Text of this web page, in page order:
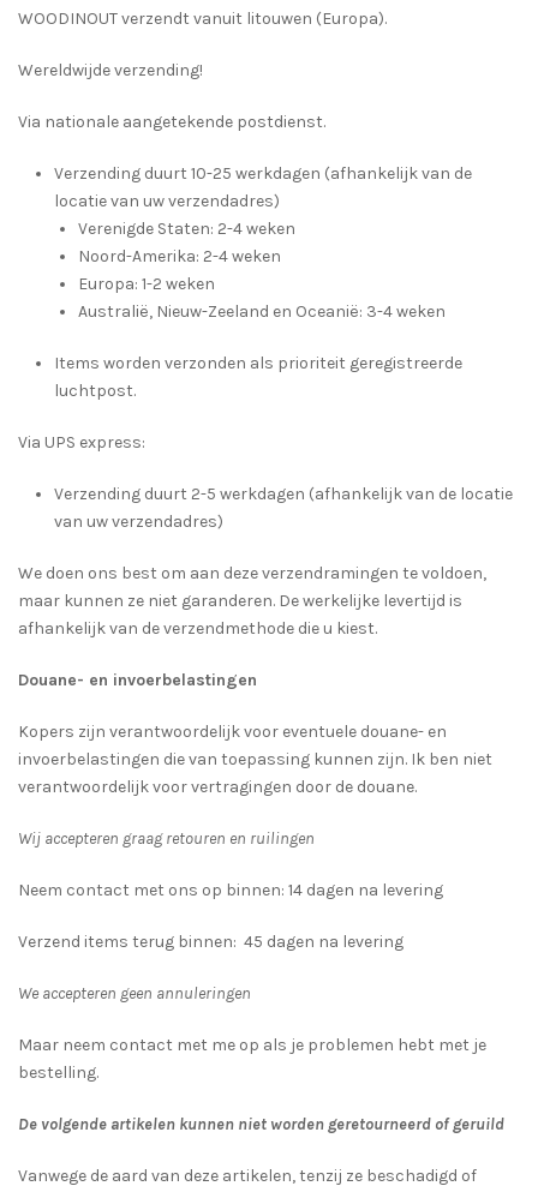
WOODINOUT verzendt vanuit litouwen (Europa).
Wereldwijde verzending!
Via nationale aangetekende postdienst.
Verzending duurt 10-25 werkdagen (afhankelijk van de
locatie van uw verzendadres)
Verenigde Staten: 2-4 weken
Noord-Amerika: 2-4 weken
Europa: 1-2 weken
Australië, Nieuw-Zeeland en Oceanië: 3-4 weken
Items worden verzonden als prioriteit geregistreerde
luchtpost.
Via UPS express:
Verzending duurt 2-5 werkdagen (afhankelijk van de locatie
van uw verzendadres)
We doen ons best om aan deze verzendramingen te voldoen,
maar kunnen ze niet garanderen. De werkelijke levertijd is
afhankelijk van de verzendmethode die u kiest.
Douane- en invoerbelastingen
Kopers zijn verantwoordelijk voor eventuele douane- en
invoerbelastingen die van toepassing kunnen zijn. Ik ben niet
verantwoordelijk voor vertragingen door de douane.
Wij accepteren graag retouren en ruilingen
Neem contact met ons op binnen: 14 dagen na levering
Verzend items terug binnen: 45 dagen na levering
We accepteren geen annuleringen
Maar neem contact met me op als je problemen hebt met je
bestelling.
De volgende artikelen kunnen niet worden geretourneerd of geruild
Vanwege de aard van deze artikelen, tenzij ze beschadigd of